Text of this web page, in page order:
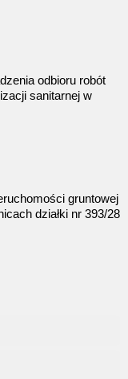
odbioru robót
sanitarnej w
gruntowej
działki nr 393/28